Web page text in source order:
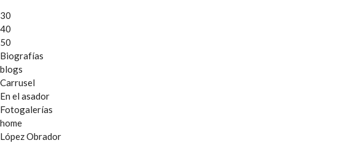
30
40
50
Biografías
blogs
Carrusel
En el asador
Fotogalerías
home
López Obrador